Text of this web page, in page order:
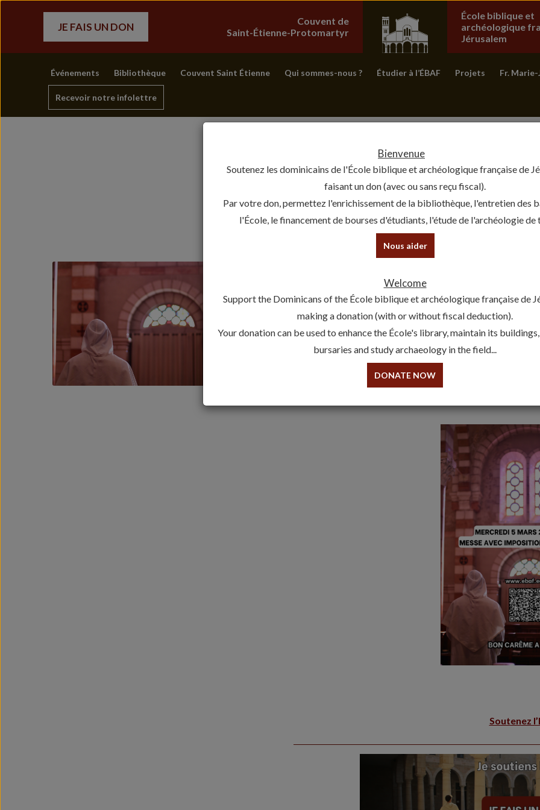
JE FAIS UN DON
Couvent de
Saint-Étienne-Protomartyr
École biblique et
archéologique
Jérusalem
Événements Bibliothèque Couvent Saint Étienne Qui sommes-nous ? Étudier à l’ÉBAF Projets Fr.
Recevoir notre infolettre
Carême 2025 : messe avec
Ce mercredi 5 mars 2025 à 12h, rejoignez la communauté
Carême.
Soutenez
Bienvenue
Soutenez les dominicains de l'École biblique et archéologique française de
faisant un don (avec ou sans reçu fiscal).
Par votre don, permettez l'enrichissement de la bibliothèque, l'entretien des
l'École, le financement de bourses d'étudiants, l'étude de l'archéologie de
Nous aider
Welcome
Support the Dominicans of the École biblique et archéologique française de
making a donation (with or without fiscal deduction).
Your donation can be used to enhance the École's library, maintain its
bursaries and study archaeology in the field...
DONATE NOW